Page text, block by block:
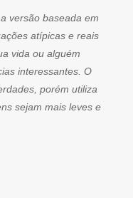
versão baseada em
atípicas e reais
vida ou alguém
interessantes. O
porém utiliza
sejam mais leves e